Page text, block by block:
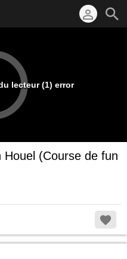
lecteur (1) error
(Course de fun